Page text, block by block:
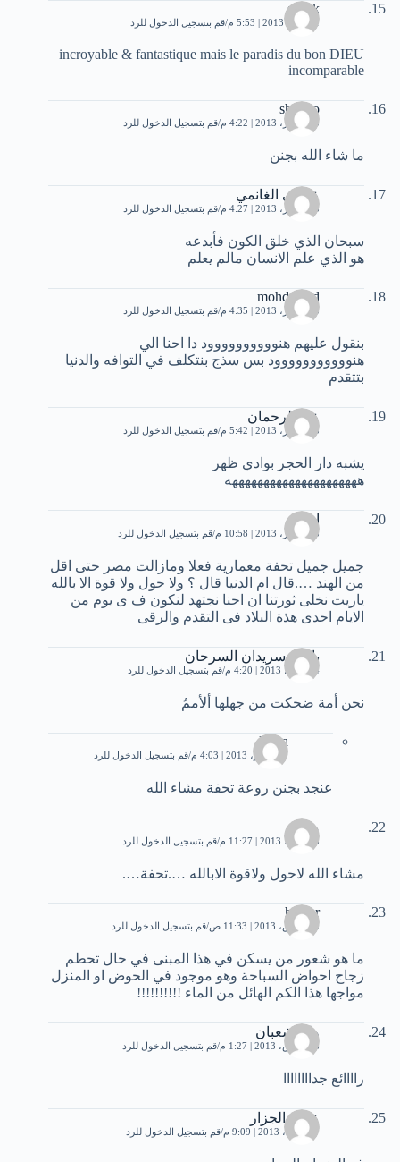
sadek
31 يناير، 2013 | 5:53 م قم بتسجيل الدخول للرد
incroyable & fantastique mais le paradis du bon DIEU
incomparable
shekoo
13 فبراير، 2013 | 4:22 م قم بتسجيل الدخول للرد
ما شاء الله بجنن
عيسى الغانمي
13 فبراير، 2013 | 4:27 م قم بتسجيل الدخول للرد
سبحان الذي خلق الكون فأبدعه
هو الذي علم الانسان مالم يعلم
mohdawad
13 فبراير، 2013 | 4:35 م قم بتسجيل الدخول للرد
بنقول عليهم هنوووووووووود دا احنا الي
هنووووووووووود بس سذج بنتكلف في التوافه والدنيا
بتتقدم
عبد الرحمان
13 فبراير، 2013 | 5:42 م قم بتسجيل الدخول للرد
يشبه دار الحجر بوادي ظهر
هههههههههههههههههههههه
ايمى
13 فبراير، 2013 | 10:58 م قم بتسجيل الدخول للرد
جميل جميل تحفة معمارية فعلا ومازالت مصر حتى اقل
من الهند ….قال ام الدنيا قال ؟ ولا حول ولا قوة الا بالله
ياريت نخلى ثورتنا ان احنا نجتهد لنكون ف ى يوم من
الايام احدى هذة البلاد فى التقدم والرقى
باسل سريدان السرحان
4 مارس، 2013 | 4:20 م قم بتسجيل الدخول للرد
نحن أمة ضحكت من جهلها ألأممُ
leena
9 سبتمبر، 2013 | 4:03 م قم بتسجيل الدخول للرد
عنجد بجنن روعة تحفة مشاء الله
مهدي
5 مارس، 2013 | 11:27 م قم بتسجيل الدخول للرد
مشاء الله لاحول ولاقوة الابالله ….تحفة….
haider
10 مارس، 2013 | 11:33 ص قم بتسجيل الدخول للرد
ما هو شعور من يسكن في هذا المبنى في حال تحطم
زجاج احواض السباحة وهو موجود في الحوض او المنزل
مواجها هذا الكم الهائل من الماء !!!!!!!!!!
ولاء شعبان
16 مارس، 2013 | 1:27 م قم بتسجيل الدخول للرد
راااائع جداااااااا
عزت الجزار
17 أبريل، 2013 | 9:09 م قم بتسجيل الدخول للرد